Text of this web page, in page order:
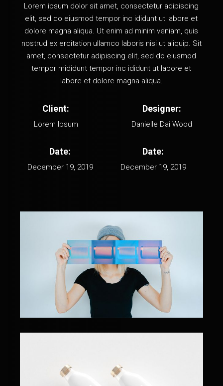
Lorem ipsum dolor sit amet, consectetur adipiscing
elit, sed do eiusmod tempor inc ididunt ut labore et
dolore magna aliqua. Ut enim ad minim veniam, quis
nostrud ex ercitation ullamco laboris nisi ut aliquip. Sit
amet, consectetur adipiscing elit, sed do eiusmod
tempor mididunt tempor inc ididunt ut labore et
labore et dolore magna aliqua.
Client:
Lorem Ipsum
Designer:
Danielle Dai Wood
Date:
December 19, 2019
Date:
December 19, 2019